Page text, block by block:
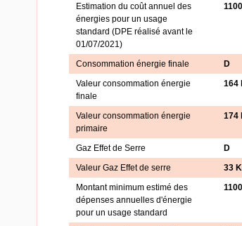
Estimation du coût annuel des
énergies pour un usage
standard (DPE réalisé avant le
01/07/2021)
Consommation énergie finale
D
Valeur consommation énergie
finale
164
Valeur consommation énergie
primaire
174
Gaz Effet de Serre
D
Valeur Gaz Effet de serre
33
Montant minimum estimé des
dépenses annuelles d'énergie
pour un usage standard